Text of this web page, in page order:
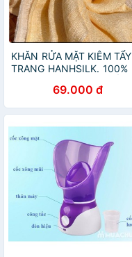
KHĂN RỬA MẶT KIÊM TẨY
TRANG HANHSILK. 100%
CHO CẢ TRẺ NHỎ
69.000 đ